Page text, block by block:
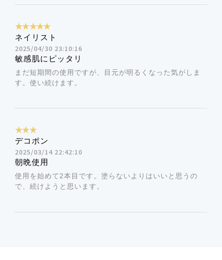
★★★★★
ネイリスト
2025/04/30 23:10:16
敏感肌にピッタリ
まだ短期間の使用ですが、目元が明るくなった気がしま
す。使い続けます。
★★★
デコポン
2025/03/14 22:42:10
朝晩使用
使用を始めて2本目です。塗らないよりはいいと思うの
で、続けようと思います。